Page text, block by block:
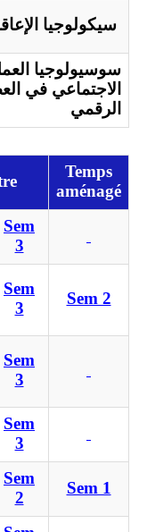
سوسيولوجيا
الاجتماعي في
الرقمي
Temps
aménagé
Sem
3
Sem
3
Sem 2
Sem
3
Sem
3
Sem
2
Sem 1